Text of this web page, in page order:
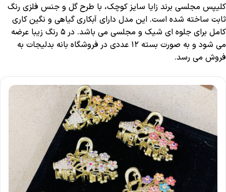
کلیپس مجلسی برند زایا سایز کوچک، با طرح گل و جنس فلزی رنگ
ثابت ساخته شده است. این مدل دارای آبکاری گیاهی و نگین‌ کاری
کامل برای جلوه‌ ای شیک و مجلسی می باشد. در ۵ رنگ زیبا عرضه
می ‌شود و به صورت بسته‌ ۱۲ عددی در فروشگاه بانه بدلیجات به
فروش می ‌رسد.